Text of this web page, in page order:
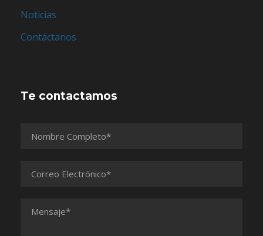
Noticias
Contáctanos
Te contactamos